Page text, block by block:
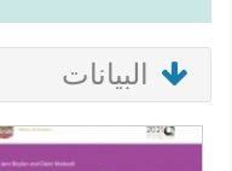
البيانات